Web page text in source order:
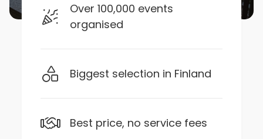
Over 100,000 events
organised
Biggest selection in Finland
Best price, no service fees